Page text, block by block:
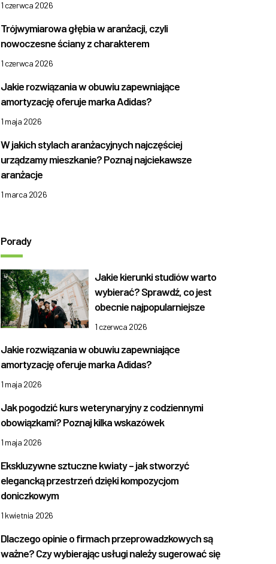
1 czerwca 2026
Trójwymiarowa głębia w aranżacji, czyli
nowoczesne ściany z charakterem
1 czerwca 2026
Jakie rozwiązania w obuwiu zapewniające
amortyzację oferuje marka Adidas?
1 maja 2026
W jakich stylach aranżacyjnych najczęściej
urządzamy mieszkanie? Poznaj najciekawsze
aranżacje
1 marca 2026
Porady
Jakie kierunki studiów warto
wybierać? Sprawdź, co jest
obecnie najpopularniejsze
1 czerwca 2026
Jakie rozwiązania w obuwiu zapewniające
amortyzację oferuje marka Adidas?
1 maja 2026
Jak pogodzić kurs weterynaryjny z codziennymi
obowiązkami? Poznaj kilka wskazówek
1 maja 2026
Ekskluzywne sztuczne kwiaty – jak stworzyć
elegancką przestrzeń dzięki kompozycjom
doniczkowym
1 kwietnia 2026
Dlaczego opinie o firmach przeprowadzkowych są
ważne? Czy wybierając usługi należy sugerować się